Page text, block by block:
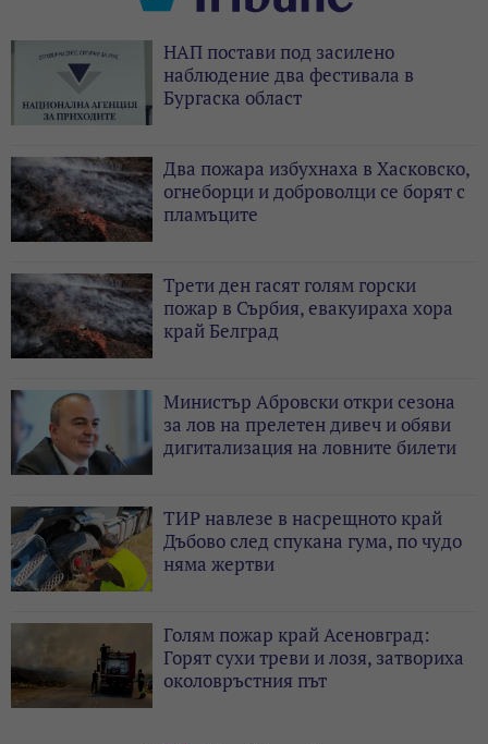
НАП постави под засилено
наблюдение два фестивала в
Бургаска област
Два пожара избухнаха в Хасковско,
огнеборци и доброволци се борят с
пламъците
Трети ден гасят голям горски
пожар в Сърбия, евакуираха хора
край Белград
Министър Абровски откри сезона
за лов на прелетен дивеч и обяви
дигитализация на ловните билети
ТИР навлезе в насрещното край
Дъбово след спукана гума, по чудо
няма жертви
Голям пожар край Асеновград:
Горят сухи треви и лозя, затвориха
околовръстния път